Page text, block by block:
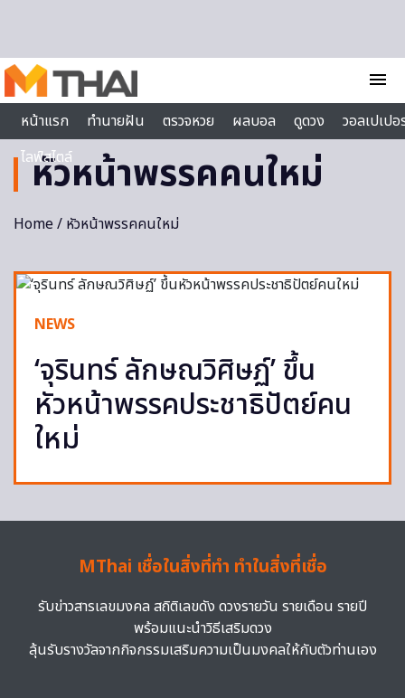
menu
หน้าแรก
ทำนายฝัน ตรวจหวย ผลบอล ดูดวง
วอลเปเป
ไลฟ์สไตล์
หัวหน้าพรรคคนใหม่
Home/ หัวหน้าพรรคคนใหม่
NEWS
‘จุรินทร์ ลักษณวิศิษฏ์’ ขึ้น
หัวหน้าพรรคประชาธิปัตย์คน
ใหม่
MThai เชื่อในสิ่งที่ทำ ทำในสิ่งที่เชื่อ
รับข่าวสารเลขมงคล สถิติเลขดัง ดวงรายวัน รายเดือน รายปี
พร้อมแนะนำวิธีเสริมดวง
ลุ้นรับรางวัลจากกิจกรรมเสริมความเป็นมงคลให้กับตัวท่านเอง